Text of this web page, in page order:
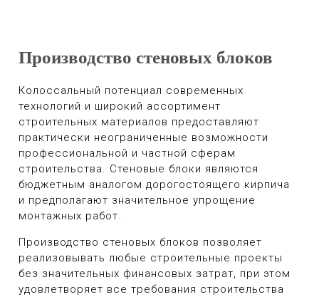
Производство стеновых блоков
Колоссальный потенциал современных
технологий и широкий ассортимент
строительных материалов предоставляют
практически неограниченные возможности
профессиональной и частной сферам
строительства. Стеновые блоки являются
бюджетным аналогом дорогостоящего кирпича
и предполагают значительное упрощение
монтажных работ.
Производство стеновых блоков позволяет
реализовывать любые строительные проекты
без значительных финансовых затрат, при этом
удовлетворяет все требования строительства